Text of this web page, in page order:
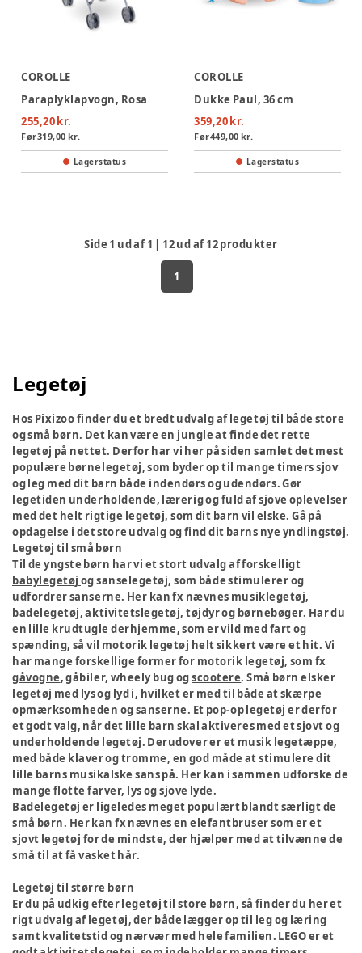
COROLLE
Paraplyklapvogn, Rosa
255,20 kr.
Før319,00 kr.
Lagerstatus
COROLLE
Dukke Paul, 36 cm
359,20 kr.
Før449,00 kr.
Lagerstatus
Side 1 ud af1 | 12ud af12produkter
1
Legetøj
Hos Pixizoo finder du et bredt udvalg af legetøj til både store
og små børn. Det kan være en jungle at finde det rette
legetøj på nettet. Derfor har vi her på siden samlet det mest
populære børnelegetøj, som byder op til mange timers sjov
og leg med dit barn både indendørs og udendørs. Gør
legetiden underholdende, lærerig og fuld af sjove oplevelser
med det helt rigtige legetøj, som dit barn vil elske. Gå på
opdagelse i det store udvalg og find dit barns nye yndlingstøj.
Legetøj til små børn
Til de yngste børn har vi et stort udvalg af forskelligt
babylegetøj og sanselegetøj, som både stimulerer og
udfordrer sanserne. Her kan fx nævnes musiklegetøj,
badelegetøj,aktivitetslegetøj,tøjdyrog børnebøger. Har du
en lille krudtugle derhjemme, som er vild med fart og
spænding, så vil motorik legetøj helt sikkert være et hit. Vi
har mange forskellige former for motorik legetøj, som fx
gåvogne, gåbiler, wheely bug ogscootere. Små børn elsker
legetøj med lys og lyd i, hvilket er med til både at skærpe
opmærksomheden og sanserne. Et pop-op legetøj er derfor
et godt valg, når det lille barn skal aktiveres med et sjovt og
underholdende legetøj. Derudover er et musik legetæppe,
med både klaver og tromme, en god måde at stimulere dit
lille barns musikalske sans på. Her kan i sammen udforske de
mange flotte farver, lys og sjove lyde.
Badelegetøj er ligeledes meget populært blandt særligt de
små børn. Her kan fx nævnes en elefantbruser som er et
sjovt legetøj for de mindste, der hjælper med at tilvænne de
små til at få vasket hår.
Legetøj til større børn
Er du på udkig efter legetøj til store børn, så finder du her et
rigt udvalg af legetøj, der både lægger op til leg og læring
samt kvalitetstid og nærvær med hele familien. LEGO er et